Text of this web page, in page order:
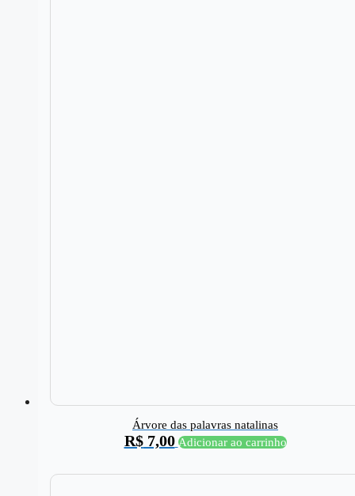
Árvore das palavras natalinas
R$7,00 Adicionar ao carrinho